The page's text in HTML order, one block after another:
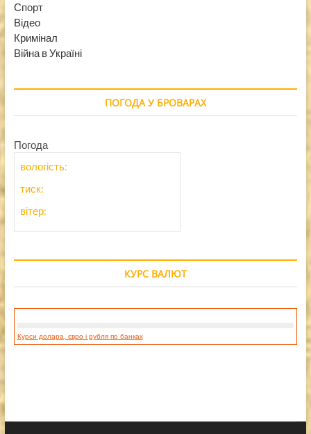
Спорт
Відео
Кримінал
Війна в Україні
ПОГОДА У БРОВАРАХ
Погода
вологість:
тиск:
вітер:
КУРС ВАЛЮТ
Курси долара, євро і рубля по банках